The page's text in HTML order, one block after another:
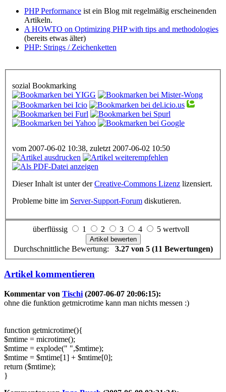
PHP Performance ist ein Blog mit regelmäßig erscheinenden
Artikeln.
A HOWTO on Optimizing PHP with tips and methodologies
(bereits etwas älter)
PHP: Strings / Zeichenketten
sozial Bookmarking
vom 2007-06-02 10:38, zuletzt 2007-06-02 10:50
Dieser Inhalt ist unter derCreative-Commons Lizenz lizensiert.
Probleme bitte im Server-Support-Forum diskutieren.
überflüssig 1 2 3 4 5 wertvoll
Durchschnittliche Bewertung: 3.27 von 5 (11 Bewertungen)
Artikel kommentieren
Kommentar von Tischi (2007-06-07 20:06:15):
ohne die funktion getmicrotime kann man nichts messen :)
function getmicrotime(){
$mtime = microtime();
$mtime = explode(" ",$mtime);
$mtime = $mtime[1] + $mtime[0];
return ($mtime);
}